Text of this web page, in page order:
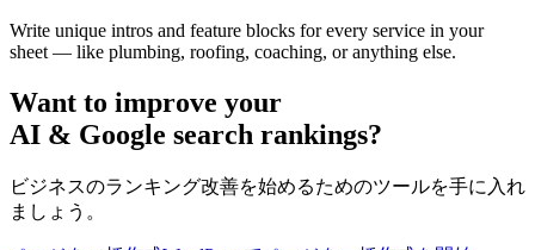
Write unique intros and feature blocks for every service in your
sheet — like plumbing, roofing, coaching, or anything else.
Want to improve your
AI & Google search rankings?
ビジネスのランキング改善を始めるためのツールを手に入れ
ましょう。